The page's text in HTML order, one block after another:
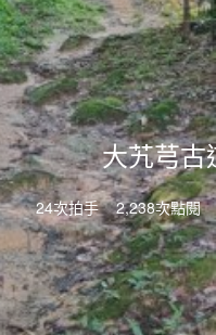
大艽芎古
24次拍手 2,238次點閱